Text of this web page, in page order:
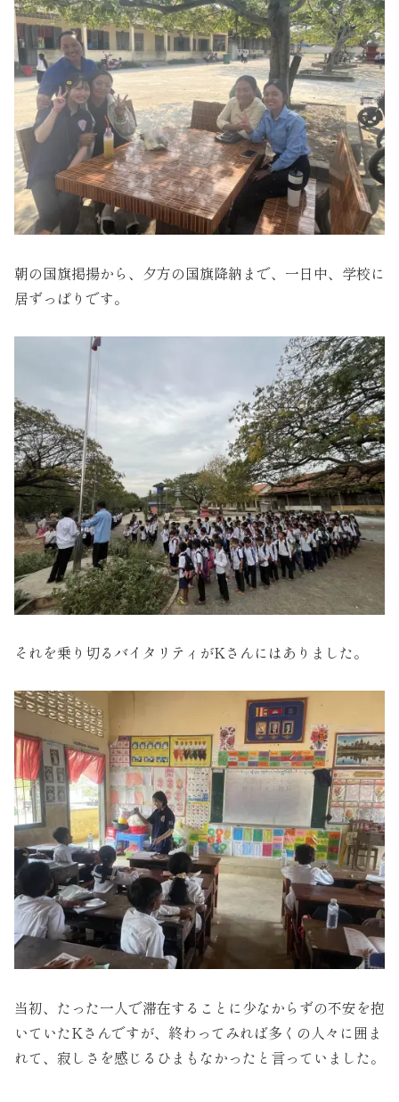
朝の国旗掲揚から、夕方の国旗降納まで、一日中、学校に
居ずっぱりです。
それを乗り切るバイタリティがKさんにはありました。
当初、たった一人で滞在することに少なからずの不安を抱
いていたKさんですが、終わってみれば多くの人々に囲ま
れて、寂しさを感じるひまもなかったと言っていました。